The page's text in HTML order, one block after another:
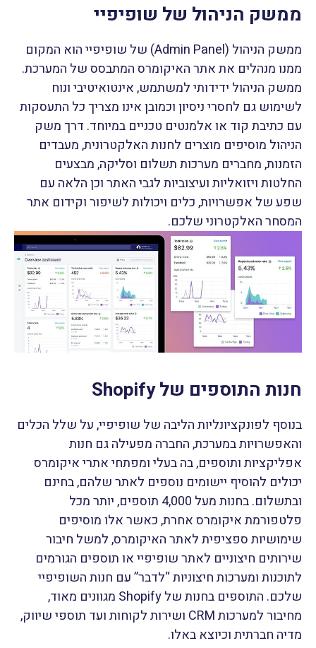
ממשק הניהול של שופיפיי
ממשק הניהול (Admin Panel) של שופיפיי הוא המקום
ממנו מנהלים את אתר האיקומרס המתבסס של המערכת.
ממשק הניהול ידידותי למשתמש, אינטואיטיבי ונוח
לשימוש גם לחסרי ניסיון וכמובן אינו מצריך כל התעסקות
עם כתיבת קוד או אלמנטים טכניים במיוחד. דרך משק
הניהול מוסיפים מוצרים לחנות האלקטרונית, מעבדים
הזמנות, מחברים מערכות תשלום וסליקה, מבצעים
החלטות ויזואליות ועיצוביות לגבי האתר וכן הלאה עם
שפע של אפשרויות, כלים ויכולות לשיפור וקידום אתר
המסחר האלקטרוני שלכם.
חנות התוספים של Shopify
בנוסף לפונקציונליות הליבה של שופיפיי, על שלל הכלים
והאפשרויות במערכת, החברה מפעילה גם חנות
אפליקציות ותוספים, בה בעלי ומפתחי אתרי איקומרס
יכולים להוסיף יישומים נוספים לאתר שלהם, בחינם
ובתשלום. בחנות מעל 4,000 תוספים, יותר מכל
פלטפורמת איקומרס אחרת, כאשר אלו מוסיפים
שימושיות ספציפית לאתר האיקומרס, למשל חיבור
שירותים חיצוניים לאתר שופיפיי או תוספים הגורמים
לתוכנות ומערכות חיצוניות “לדבר” עם חנות השופיפיי
שלכם. התוספים בחנות של Shopify מגוונים מאוד,
מחיבור למערכות CRM ושירות לקוחות ועד תוספי שיווק,
מדיה חברתית וכיוצא באלו.